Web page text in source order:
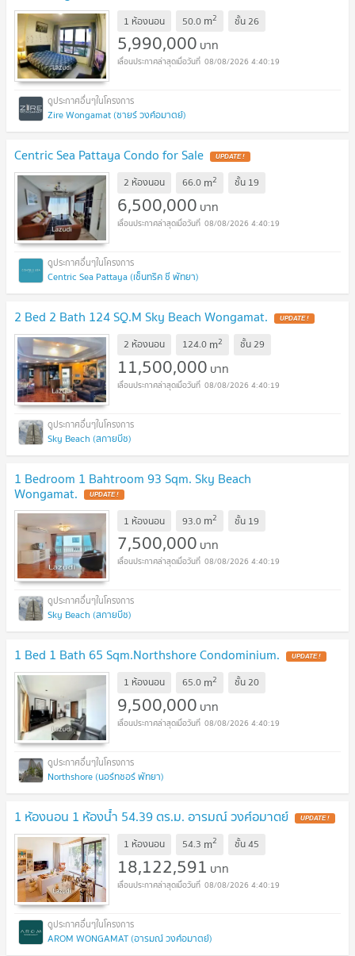
1 ห้องนอน 50.0 m2 ชั้น26
5,990,000 บาท
08/08/2026 4:40:19
Zire Wongamat (ซายร์ วงศ์อมาตย์)
Centric Sea Pattaya Condo for Sale UPDATE !
2 ห้องนอน 66.0 m2 ชั้น 19
6,500,000 บาท
08/08/2026 4:40:19
Centric Sea Pattaya (เซ็นทริค ซี พัทยา)
2 Bed 2 Bath 124 SQ.M Sky Beach Wongamat. UPDATE !
2 ห้องนอน 124.0 m2 ชั้น29
11,500,000 บาท
08/08/2026 4:40:19
Sky Beach (สกายบีช)
1 Bedroom 1 Bahtroom 93 Sqm. Sky Beach
Wongamat. UPDATE !
1 ห้องนอน 93.0 m2 ชั้น 19
7,500,000 บาท
08/08/2026 4:40:19
Sky Beach (สกายบีช)
1 Bed 1 Bath 65 Sqm.Northshore Condominium. UPDATE !
1 ห้องนอน 65.0 m2 ชั้น20
9,500,000 บาท
08/08/2026 4:40:19
Northshore (นอร์ทชอร์ พัทยา)
1 ห้องนอน 1 ห้องน้ำ 54.39 ตร.ม. อารมณ์ วงศ์อมาตย์ UPDATE !
1 ห้องนอน 54.3 m2 ชั้น45
18,122,591 บาท
08/08/2026 4:40:19
AROM WONGAMAT (อารมณ์ วงศ์อมาตย์)